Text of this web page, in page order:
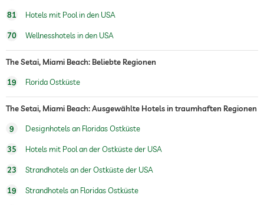
81 Hotels mit Pool in den USA
70 Wellnesshotels in den USA
The Setai, Miami Beach: Beliebte Regionen
19 Florida Ostküste
The Setai, Miami Beach: Ausgewählte Hotels in traumhaften Regionen
9 Designhotels an Floridas Ostküste
35 Hotels mit Pool an der Ostküste der USA
23 Strandhotels an der Ostküste der USA
19 Strandhotels an Floridas Ostküste